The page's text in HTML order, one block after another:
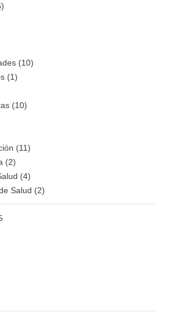
(10)
(1)
(10)
(11)
(2)
(4)
Salud (2)